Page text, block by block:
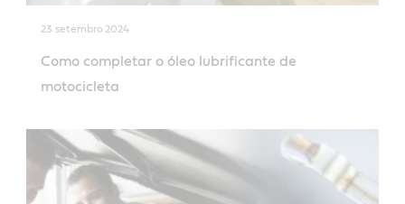
23 setembro 2024
Como completar o óleo lubrificante de
motocicleta